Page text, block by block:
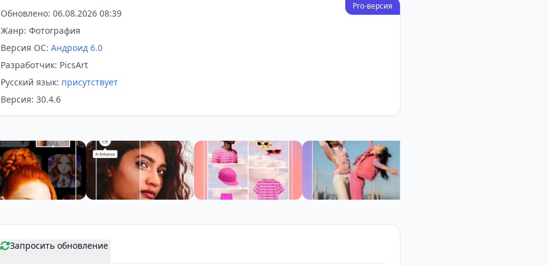
Pro-версия
Обновлено: 06.08.2026 08:39
Жанр: Фотография
Версия ОС: Андроид 6.0
Разработчик: PicsArt
Русский язык: присутствует
Версия: 30.4.6
Запросить обновление